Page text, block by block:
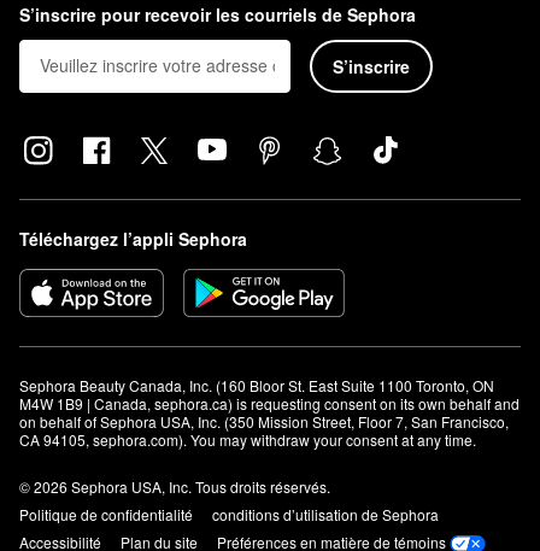
S’inscrire pour recevoir les courriels de Sephora
S’inscrire
Téléchargez l’appli Sephora
Sephora Beauty Canada, Inc. (160 Bloor St. East Suite 1100 Toronto, ON
M4W 1B9 | Canada, sephora.ca) is requesting consent on its own behalf and
on behalf of Sephora USA, Inc. (350 Mission Street, Floor 7, San Francisco,
CA 94105, sephora.com). You may withdraw your consent at any time.
© 2026 Sephora USA, Inc. Tous droits réservés.
Politique de confidentialité
conditions d’utilisation de Sephora
Accessibilité
Plan du site Préférences en matière de témoins